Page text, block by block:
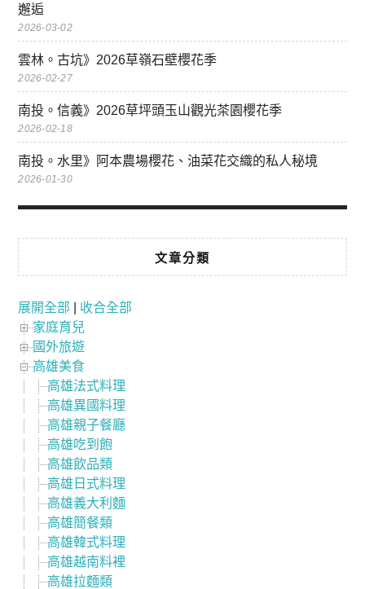
邂逅
2026-03-02
雲林。古坑》2026草嶺石壁櫻花季
2026-02-27
南投。信義》2026草坪頭玉山觀光茶園櫻花季
2026-02-18
南投。水里》阿本農場櫻花、油菜花交織的私人秘境
2026-01-30
文章分類
展開全部
收合全部
家庭育兒
國外旅遊
高雄美食
高雄法式料理
高雄異國料理
高雄親子餐廳
高雄吃到飽
高雄飲品類
高雄日式料理
高雄義大利麵
高雄簡餐類
高雄韓式料理
高雄越南料裡
高雄拉麵類